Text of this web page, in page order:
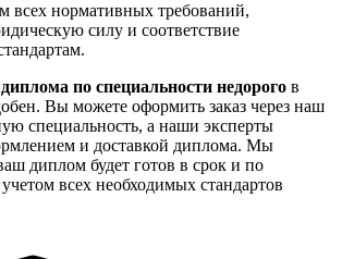
всех нормативных требований,
силу и соответствие
по специальности недорого в
Вы можете оформить заказ через наш
специальность, а наши эксперты
и доставкой диплома. Мы
диплом будет готов в срок и по
всех необходимых стандартов